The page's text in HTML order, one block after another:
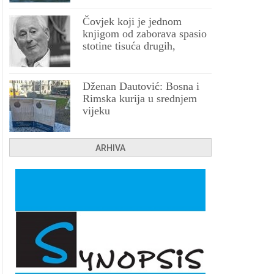
Čovjek koji je jednom
knjigom od zaborava spasio
stotine tisuća drugih,
Dženan Dautović: Bosna i
Rimska kurija u srednjem
vijeku
ARHIVA